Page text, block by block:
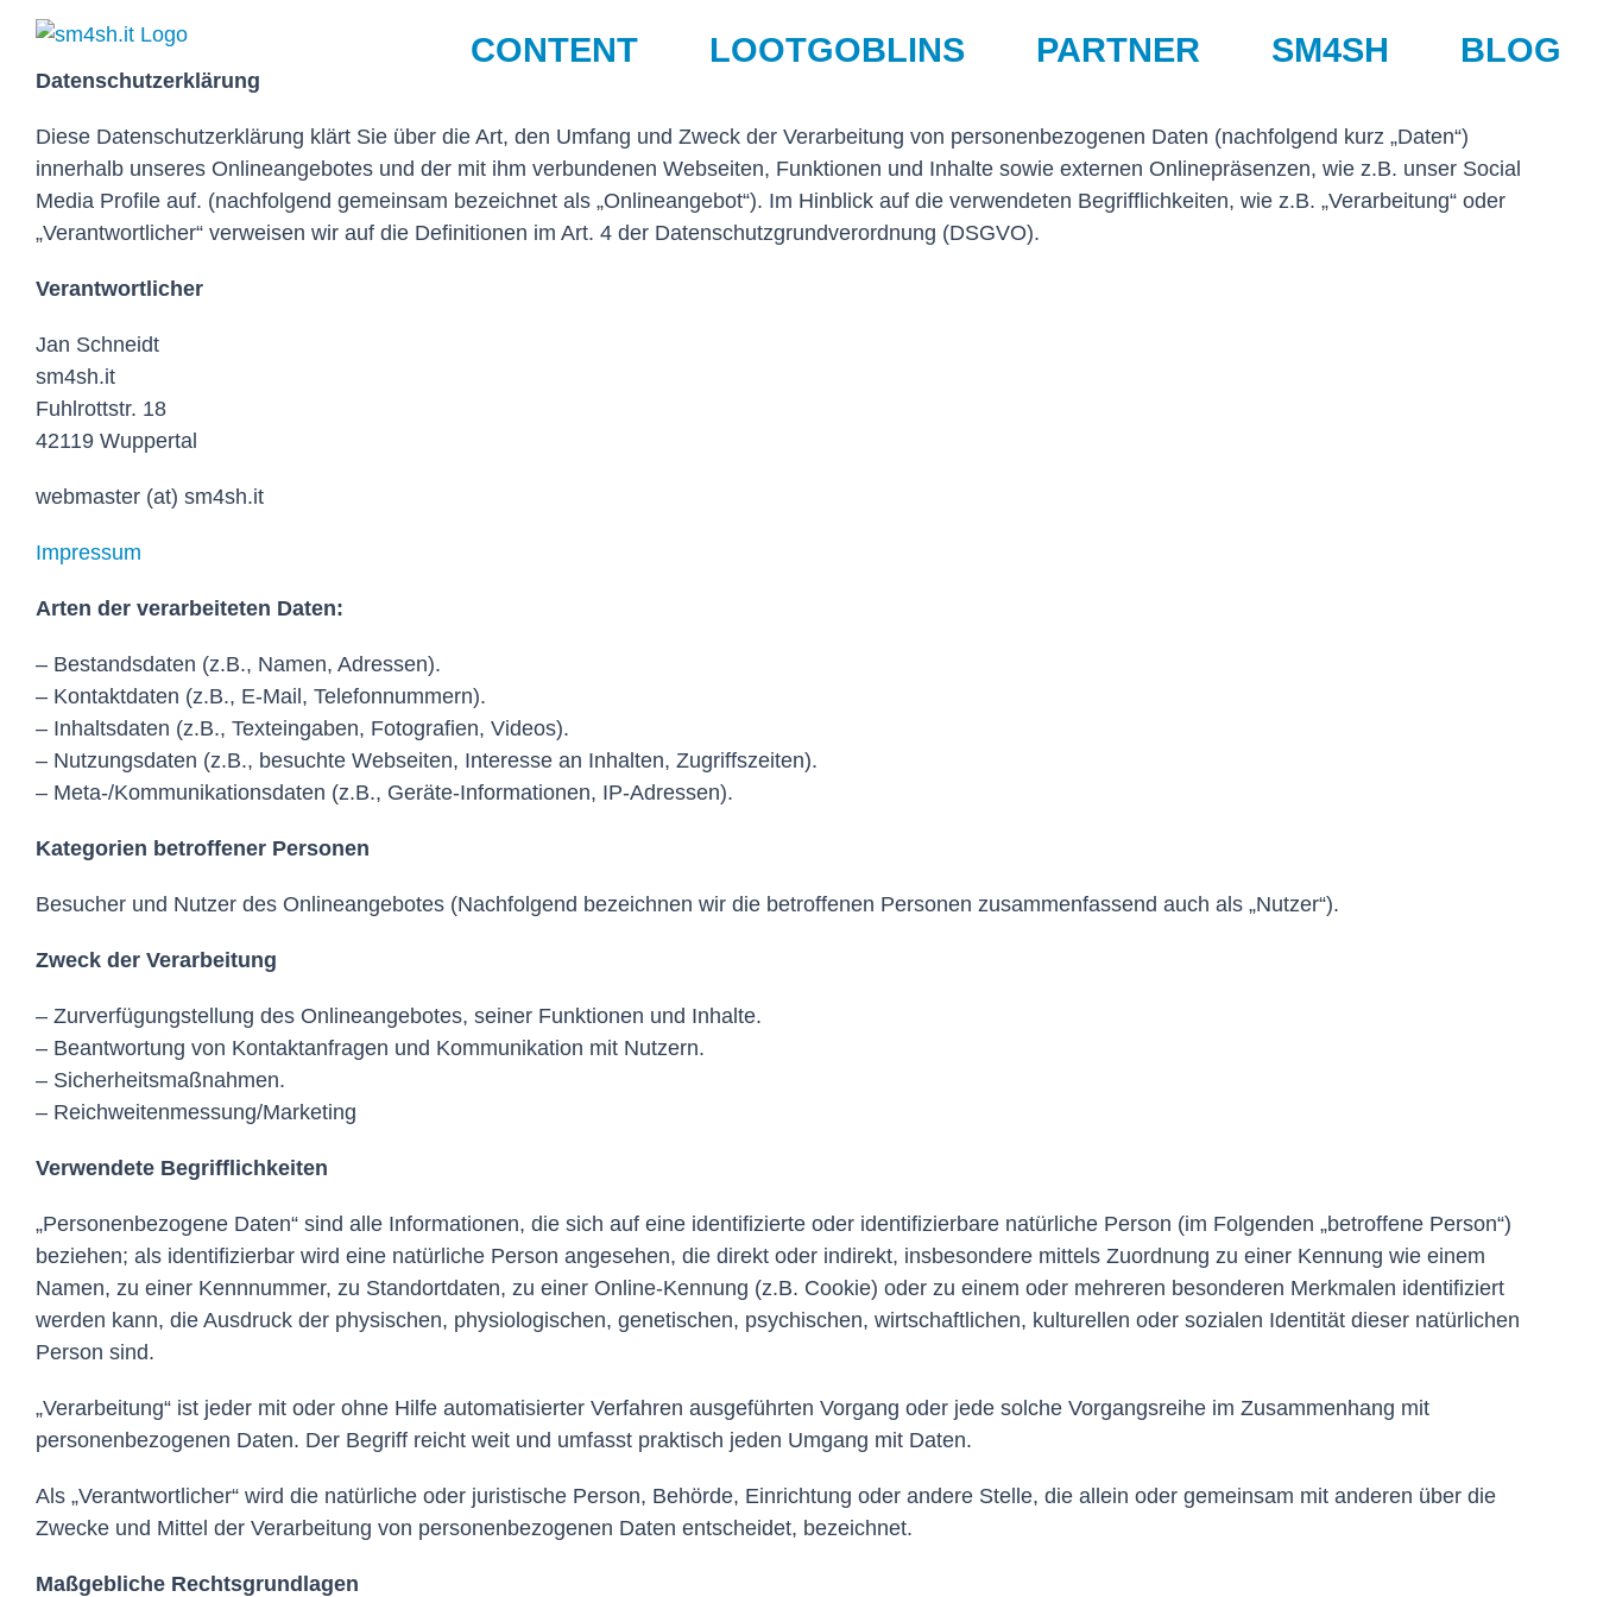
Zum
springen
CONTENT LOOTGOBLINS PARTNER SM4SH BLOG
Datenschutzerklärung
Diese Datenschutzerklärung klärt Sie über die Art, den Umfang und Zweck der Verarbeitung von personenbezogenen Daten (nachfolgend kurz „Daten“)
innerhalb unseres Onlineangebotes und der mit ihm verbundenen Webseiten, Funktionen und Inhalte sowie externen Onlinepräsenzen, wie z.B. unser Social
Media Profile auf. (nachfolgend gemeinsam bezeichnet als „Onlineangebot“). Im Hinblick auf die verwendeten Begrifflichkeiten, wie z.B. „Verarbeitung“ oder
„Verantwortlicher“ verweisen wir auf die Definitionen im Art. 4 der Datenschutzgrundverordnung (DSGVO).
Verantwortlicher
Jan Schneidt
sm4sh.it
Fuhlrottstr. 18
42119 Wuppertal
webmaster (at) sm4sh.it
Impressum
Arten der verarbeiteten Daten:
– Bestandsdaten (z.B., Namen, Adressen).
– Kontaktdaten (z.B., E-Mail, Telefonnummern).
– Inhaltsdaten (z.B., Texteingaben, Fotografien, Videos).
– Nutzungsdaten (z.B., besuchte Webseiten, Interesse an Inhalten, Zugriffszeiten).
– Meta-/Kommunikationsdaten (z.B., Geräte-Informationen, IP-Adressen).
Kategorien betroffener Personen
Besucher und Nutzer des Onlineangebotes (Nachfolgend bezeichnen wir die betroffenen Personen zusammenfassend auch als „Nutzer“).
Zweck der Verarbeitung
– Zurverfügungstellung des Onlineangebotes, seiner Funktionen und Inhalte.
– Beantwortung von Kontaktanfragen und Kommunikation mit Nutzern.
– Sicherheitsmaßnahmen.
– Reichweitenmessung/Marketing
Verwendete Begrifflichkeiten
„Personenbezogene Daten“ sind alle Informationen, die sich auf eine identifizierte oder identifizierbare natürliche Person (im Folgenden „betroffene Person“)
beziehen; als identifizierbar wird eine natürliche Person angesehen, die direkt oder indirekt, insbesondere mittels Zuordnung zu einer Kennung wie einem
Namen, zu einer Kennnummer, zu Standortdaten, zu einer Online-Kennung (z.B. Cookie) oder zu einem oder mehreren besonderen Merkmalen identifiziert
werden kann, die Ausdruck der physischen, physiologischen, genetischen, psychischen, wirtschaftlichen, kulturellen oder sozialen Identität dieser natürlichen
Person sind.
„Verarbeitung“ ist jeder mit oder ohne Hilfe automatisierter Verfahren ausgeführten Vorgang oder jede solche Vorgangsreihe im Zusammenhang mit
personenbezogenen Daten. Der Begriff reicht weit und umfasst praktisch jeden Umgang mit Daten.
Als „Verantwortlicher“ wird die natürliche oder juristische Person, Behörde, Einrichtung oder andere Stelle, die allein oder gemeinsam mit anderen über die
Zwecke und Mittel der Verarbeitung von personenbezogenen Daten entscheidet, bezeichnet.
Maßgebliche Rechtsgrundlagen